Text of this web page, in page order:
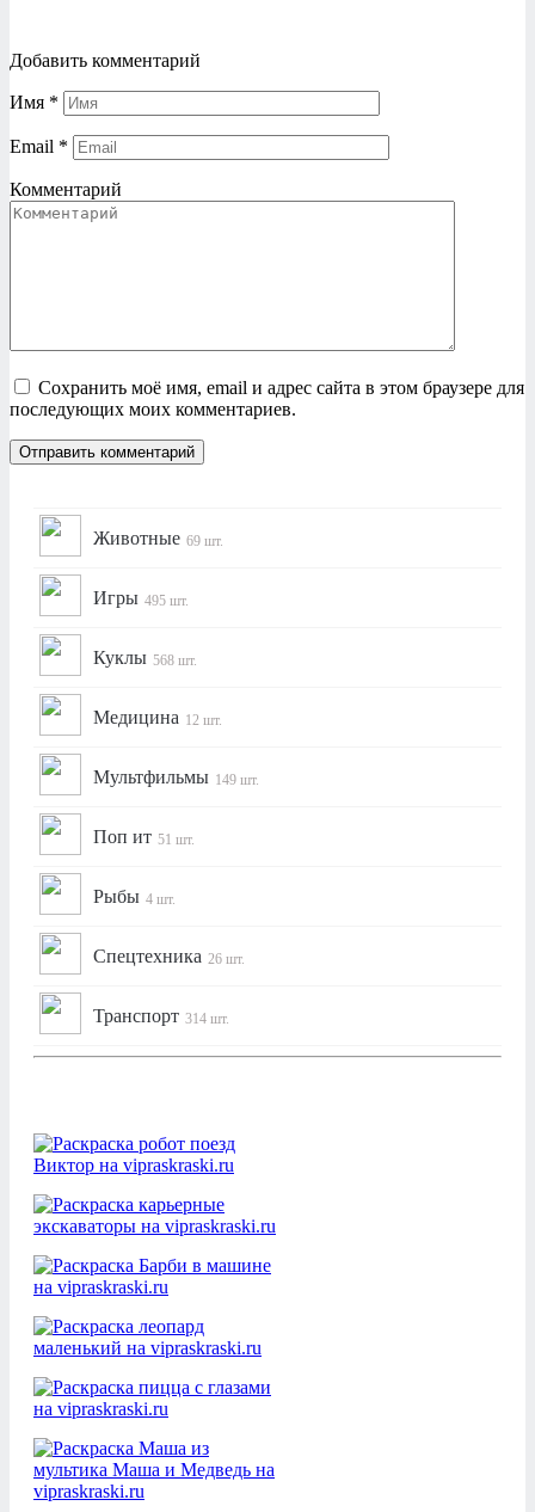
Добавить комментарий
Имя *
Email *
Комментарий
Сохранить моё имя, email и адрес сайта в этом браузере для
последующих моих комментариев.
Животные 69 шт.
Игры 495 шт.
Куклы 568 шт.
Медицина 12 шт.
Мультфильмы 149 шт.
Поп ит 51 шт.
Рыбы 4 шт.
Спецтехника 26 шт.
Транспорт 314 шт.